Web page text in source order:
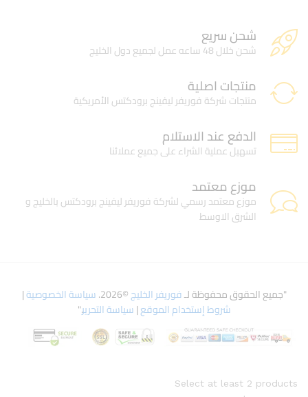
شحن سريع
شحن خلال 48 ساعه عمل لجميع دول الخليج
منتجات اصلية
منتجات شركة فوريفر ليفينج برودكتس الأمريكية
الدفع عند الاستلام
تسهيل عملية الشراء على جميع عملائنا
موزع معتمد
موزع معتمد رسمي لشركة فوريفر ليفينج برودكتس بالخليج و
الشرق الاوسط
"جميع الحقوق محفوظة لـفوريفر الخليج©2026. سياسة الخصوصية|
شروط إستخدام الموقع|سياسة التحرير."
Select at least 2 products